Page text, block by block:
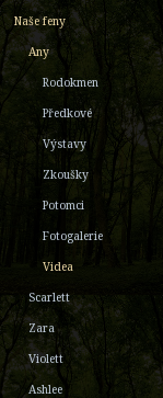
Naše feny
Any
Rodokmen
Předkové
Výstavy
Zkoušky
Potomci
Fotogalerie
Videa
Scarlett
Zara
Violett
Ashlee